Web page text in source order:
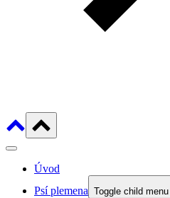
Úvod
Psí plemena Toggle child menu